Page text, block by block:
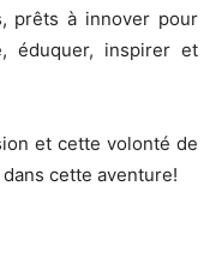
prêts à innover pour
éduquer, inspirer et
et cette volonté de
cette aventure!